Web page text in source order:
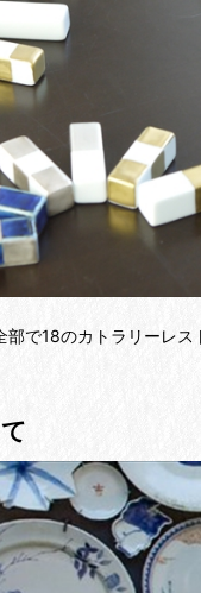
部で18のカトラリーレス